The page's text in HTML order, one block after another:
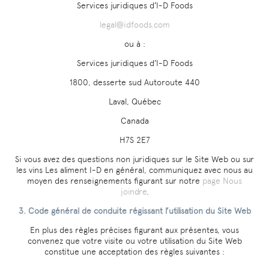
Services juridiques d’I-D Foods
legal@idfoods.com
ou à :
Services juridiques d’I-D Foods
1800, desserte sud Autoroute 440
Laval, Québec
Canada
H7S 2E7
Si vous avez des questions non juridiques sur le Site Web ou sur
les vins Les aliment I-D en général, communiquez avec nous au
moyen des renseignements figurant sur notre page Nous
joindre.
3. Code général de conduite régissant l’utilisation du Site Web
En plus des règles précises figurant aux présentes, vous
convenez que votre visite ou votre utilisation du Site Web
constitue une acceptation des règles suivantes :